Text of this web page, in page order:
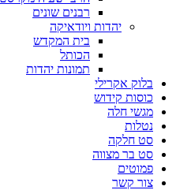
רבנים שונים
יהדות ויודאיקה
בית המקדש
הכותל
תמונות יהדות
בלוק אקרילי
כוסות קידוש
מגשי חלה
נטלות
סט חלקה
סט בר מצווה
פמוטים
צור קשר